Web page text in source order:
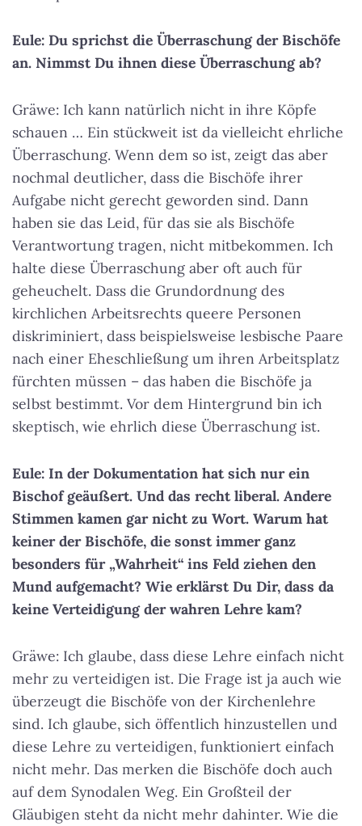
Eule: Du sprichst die Überraschung der Bischöfe
an. Nimmst Du ihnen diese Überraschung ab?
Gräwe: Ich kann natürlich nicht in ihre Köpfe
schauen … Ein stückweit ist da vielleicht ehrliche
Überraschung. Wenn dem so ist, zeigt das aber
nochmal deutlicher, dass die Bischöfe ihrer
Aufgabe nicht gerecht geworden sind. Dann
haben sie das Leid, für das sie als Bischöfe
Verantwortung tragen, nicht mitbekommen. Ich
halte diese Überraschung aber oft auch für
geheuchelt. Dass die Grundordnung des
kirchlichen Arbeitsrechts queere Personen
diskriminiert, dass beispielsweise lesbische Paare
nach einer Eheschließung um ihren Arbeitsplatz
fürchten müssen – das haben die Bischöfe ja
selbst bestimmt. Vor dem Hintergrund bin ich
skeptisch, wie ehrlich diese Überraschung ist.
Eule: In der Dokumentation hat sich nur ein
Bischof geäußert. Und das recht liberal. Andere
Stimmen kamen gar nicht zu Wort. Warum hat
keiner der Bischöfe, die sonst immer ganz
besonders für „Wahrheit“ ins Feld ziehen den
Mund aufgemacht? Wie erklärst Du Dir, dass da
keine Verteidigung der wahren Lehre kam?
Gräwe: Ich glaube, dass diese Lehre einfach nicht
mehr zu verteidigen ist. Die Frage ist ja auch wie
überzeugt die Bischöfe von der Kirchenlehre
sind. Ich glaube, sich öffentlich hinzustellen und
diese Lehre zu verteidigen, funktioniert einfach
nicht mehr. Das merken die Bischöfe doch auch
auf dem Synodalen Weg. Ein Großteil der
Gläubigen steht da nicht mehr dahinter. Wie die